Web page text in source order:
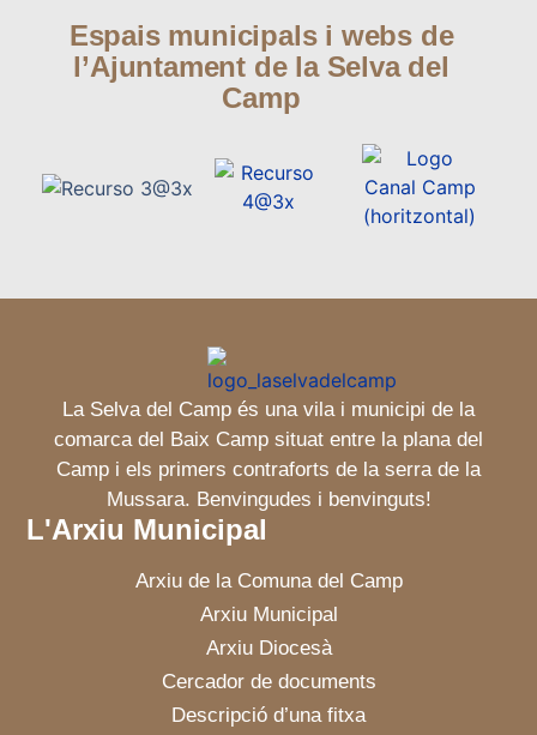
Espais municipals i webs de
l’Ajuntament de la Selva del
Camp
La Selva del Camp és una vila i municipi de la
comarca del Baix Camp situat entre la plana del
Camp i els primers contraforts de la serra de la
Mussara. Benvingudes i benvinguts!
L'Arxiu Municipal
Arxiu de la Comuna del Camp
Arxiu Municipal
Arxiu Diocesà
Cercador de documents
Descripció d’una fitxa